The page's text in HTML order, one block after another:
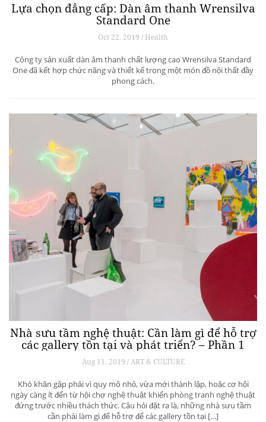
Lựa chọn đẳng cấp: Dàn âm thanh Wrensilva
Standard One
Oct 22, 2019 / Health
Công ty sản xuất dàn âm thanh chất lượng cao Wrensilva Standard
One đã kết hợp chức năng và thiết kế trong một món đồ nội thất đầy
phong cách.
Nhà sưu tầm nghệ thuật: Cần làm gì để hỗ trợ
các gallery tồn tại và phát triển? – Phần 1
Aug 11, 2019 / ART & CULTURE
Khó khăn gặp phải vì quy mô nhỏ, vừa mới thành lập, hoặc cơ hội
ngày càng ít đến từ hội chợ nghệ thuật khiến phòng tranh nghệ thuật
đứng trước nhiều thách thức. Câu hỏi đặt ra là, những nhà sưu tầm
cần phải làm gì để hỗ trợ để các gallery tồn tại […]